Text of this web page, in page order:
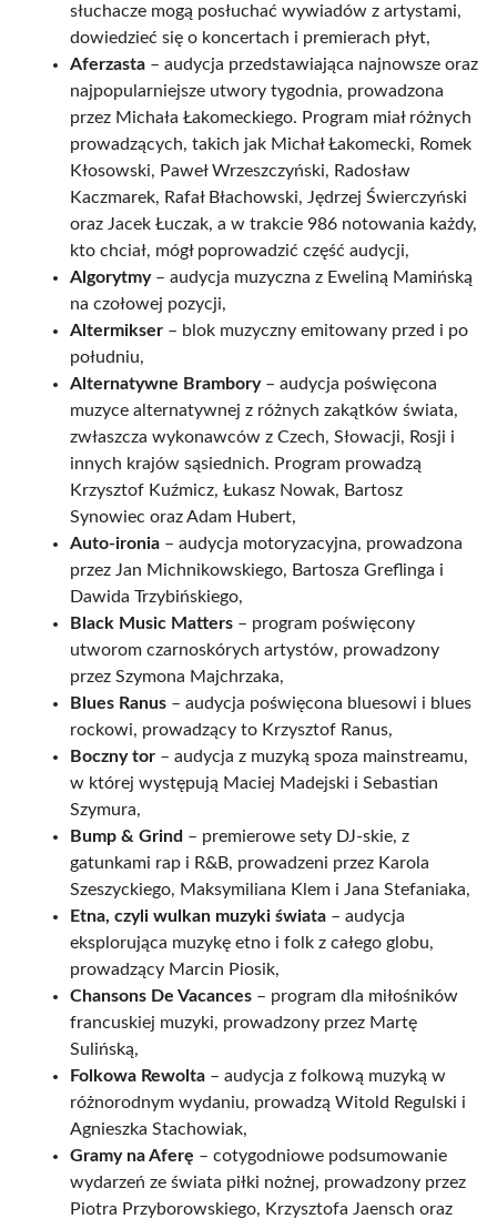
słuchacze mogą posłuchać wywiadów z artystami,
dowiedzieć się o koncertach i premierach płyt,
Aferzasta – audycja przedstawiająca najnowsze oraz
najpopularniejsze utwory tygodnia, prowadzona
przez Michała Łakomeckiego. Program miał różnych
prowadzących, takich jak Michał Łakomecki, Romek
Kłosowski, Paweł Wrzeszczyński, Radosław
Kaczmarek, Rafał Błachowski, Jędrzej Świerczyński
oraz Jacek Łuczak, a w trakcie 986 notowania każdy,
kto chciał, mógł poprowadzić część audycji,
Algorytmy– audycja muzyczna z Eweliną Mamińską
na czołowej pozycji,
Altermikser – blok muzyczny emitowany przed i po
południu,
Alternatywne Brambory– audycja poświęcona
muzyce alternatywnej z różnych zakątków świata,
zwłaszcza wykonawców z Czech, Słowacji, Rosji i
innych krajów sąsiednich. Program prowadzą
Krzysztof Kuźmicz, Łukasz Nowak, Bartosz
Synowiec oraz Adam Hubert,
Auto-ironia – audycja motoryzacyjna, prowadzona
przez Jan Michnikowskiego, Bartosza Greflinga i
Dawida Trzybińskiego,
Black Music Matters – program poświęcony
utworom czarnoskórych artystów, prowadzony
przez Szymona Majchrzaka,
Blues Ranus – audycja poświęcona bluesowi i blues
rockowi, prowadzący to Krzysztof Ranus,
Boczny tor – audycja z muzyką spoza mainstreamu,
w której występują Maciej Madejski i Sebastian
Szymura,
Bump & Grind – premierowe sety DJ-skie, z
gatunkami rap i R&B, prowadzeni przez Karola
Szeszyckiego, Maksymiliana Klem i Jana Stefaniaka,
Etna, czyli wulkan muzyki świata – audycja
eksplorująca muzykę etno i folk z całego globu,
prowadzący Marcin Piosik,
Chansons De Vacances – program dla miłośników
francuskiej muzyki, prowadzony przez Martę
Sulińską,
Folkowa Rewolta – audycja z folkową muzyką w
różnorodnym wydaniu, prowadzą Witold Regulski i
Agnieszka Stachowiak,
Gramy na Aferę – cotygodniowe podsumowanie
wydarzeń ze świata piłki nożnej, prowadzony przez
Piotra Przyborowskiego, Krzysztofa Jaensch oraz